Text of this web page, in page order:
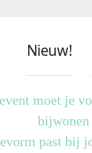
Nieuw!
moet je
bijwonen
past bij